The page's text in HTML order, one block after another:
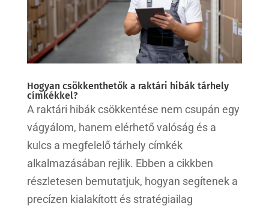
Hogyan csökkenthetők a raktári hibák tárhely
címkékkel?
A raktári hibák csökkentése nem csupán egy
vágyálom, hanem elérhető valóság és a
kulcs a megfelelő tárhely címkék
alkalmazásában rejlik. Ebben a cikkben
részletesen bemutatjuk, hogyan segítenek a
precízen kialakított és stratégiailag